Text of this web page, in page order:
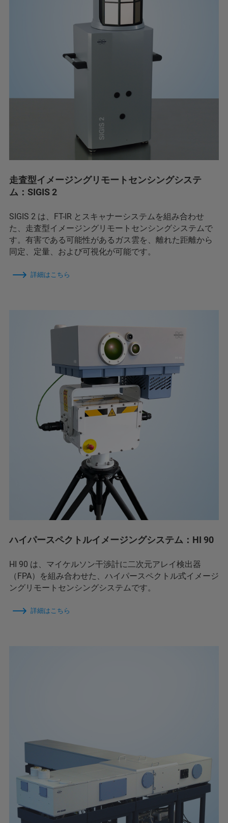
走査型イメージングリモートセンシングシステ
ム：SIGIS 2
SIGIS 2 は、FT-IR とスキャナーシステムを組み合わせ
た、走査型イメージングリモートセンシングシステムで
す。有害である可能性があるガス雲を、離れた距離から
同定、定量、および可視化が可能です。
詳細はこちら
ハイパースペクトルイメージングシステム：HI 90
HI 90 は、マイケルソン干渉計に二次元アレイ検出器
（FPA）を組み合わせた、ハイパースペクトル式イメージ
ングリモートセンシングシステムです。
詳細はこちら